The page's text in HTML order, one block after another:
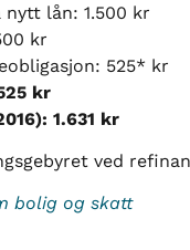
nytt lån: 1.500 kr
kr
525* kr
kr
1.631 kr
ved
bolig og skatt